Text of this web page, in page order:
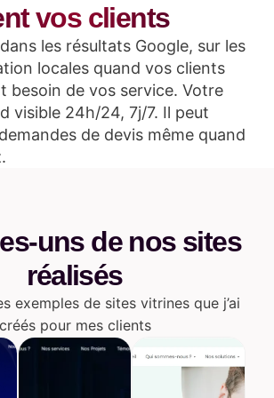
vos clients
les résultats Google, sur les
locales quand vos clients
besoin de vos service. Votre
visible 24h/24, 7j/7. Il peut
de devis même quand
uns de nos sites
réalisés
exemples de sites vitrines que j’ai
créés pour mes clients